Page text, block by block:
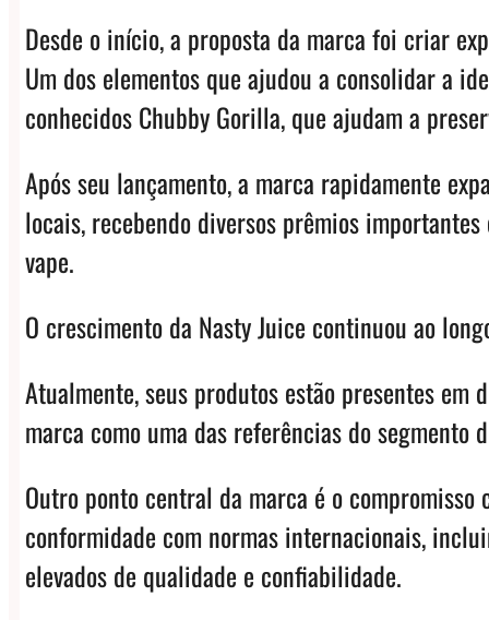
Desde o início, a proposta da marca foi criar
Um dos elementos que ajudou a consolidar a
conhecidos Chubby Gorilla, que ajudam a
Após seu lançamento, a marca rapidamente
locais, recebendo diversos prêmios
vape.
O crescimento da Nasty Juice continuou ao
Atualmente, seus produtos estão presentes
marca como uma das referências do segmento
Outro ponto central da marca é o
conformidade com normas internacionais,
elevados de qualidade e confiabilidade.